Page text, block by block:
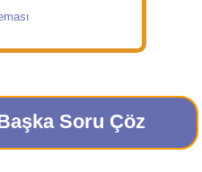
Soru Çöz